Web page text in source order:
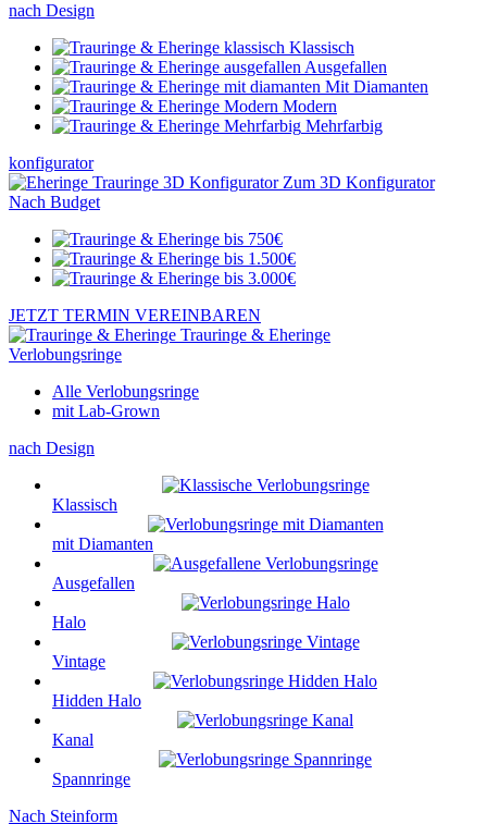
nach Design
Klassisch
Ausgefallen
Mit Diamanten
Modern
Mehrfarbig
konfigurator
Zum 3D Konfigurator
Nach Budget
JETZT TERMIN VEREINBAREN
Trauringe & Eheringe
Verlobungsringe
Alle Verlobungsringe
mit Lab-Grown
nach Design
Klassisch
mit Diamanten
Ausgefallen
Halo
Vintage
Hidden Halo
Kanal
Spannringe
Nach Steinform